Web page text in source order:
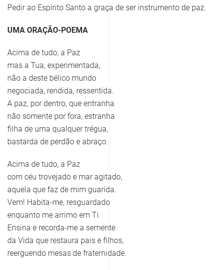
Pedir ao Espírito Santo a graça de ser instrumento de paz.
UMA ORAÇÃO-POEMA
Acima de tudo, a Paz
mas a Tua, experimentada,
não a deste bélico mundo
negociada, rendida, ressentida.
A paz, por dentro, que entranha
não somente por fora, estranha
filha de uma qualquer trégua,
bastarda de perdão e abraço.
Acima de tudo, a Paz
com céu trovejado e mar agitado,
aquela que faz de mim guarida.
Vem! Habita-me, resguardado
enquanto me arrimo em Ti.
Ensina e recorda-me a semente
da Vida que restaura pais e filhos,
reerguendo mesas de fraternidade.